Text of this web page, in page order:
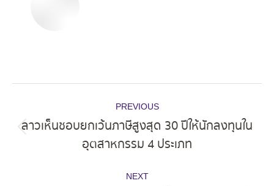
navigation
PREVIOUS
Previous
post:
ลาวเห็นชอบยกเว้นภาษีสูงสุด 30 ปีให้นักลงทุนใน
อุตสาหกรรม 4 ประเภท
NEXT